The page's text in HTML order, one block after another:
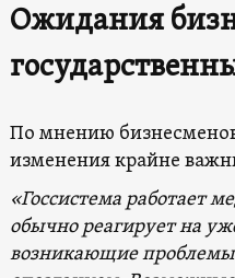
Ожидания
По мнению
изменения крайне
«Госсистема работает
обычно реагирует на
возникающие